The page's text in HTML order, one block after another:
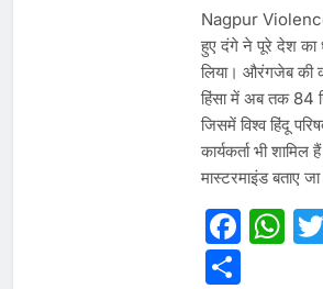
Nagpur
हुए दंगे ने पूरे देश का
लिया। औरंगजेब की
हिंसा में अब तक 84
जिसमें विश्व हिंदू
कार्यकर्ता भी
मास्टरमाइंड बताए
Share